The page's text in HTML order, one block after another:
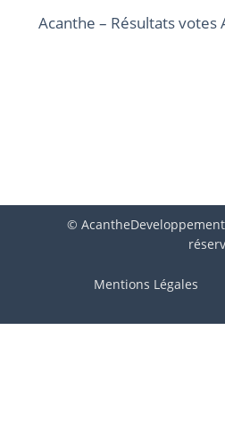
Acanthe – Résultats votes
©
Mentions Légales